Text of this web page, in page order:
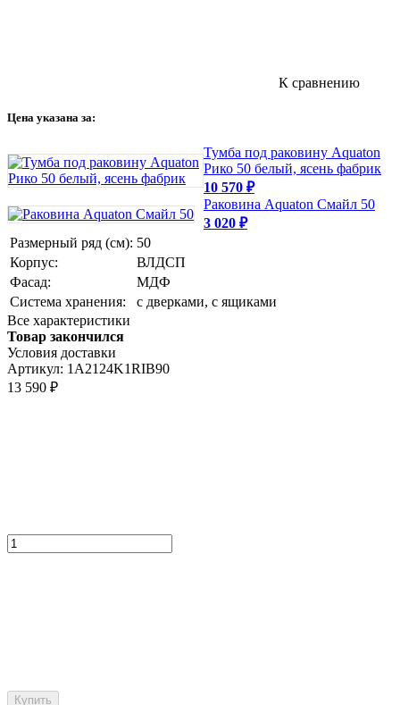
К сравнению
Цена указана за:
Тумба под раковину Aquaton
Рико 50 белый, ясень фабрик
10 570 ₽
Раковина Aquaton Смайл 50
3 020 ₽
Размерный ряд (см): 50
Корпус:
ВЛДСП
Фасад:
МДФ
Система хранения:
с дверками, с ящиками
Все характеристики
Товар закончился
Условия доставки
Артикул: 1A2124K1RIB90
13 590 ₽
Купить